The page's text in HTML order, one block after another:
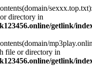
directory in
getlink/
file or directory in
getlink/